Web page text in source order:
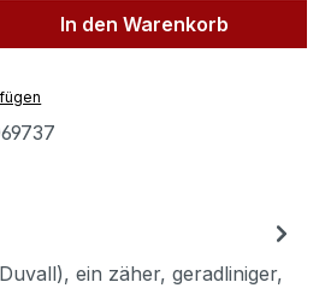
Gib den
In den Warenkorb
ein zäher, geradliniger,